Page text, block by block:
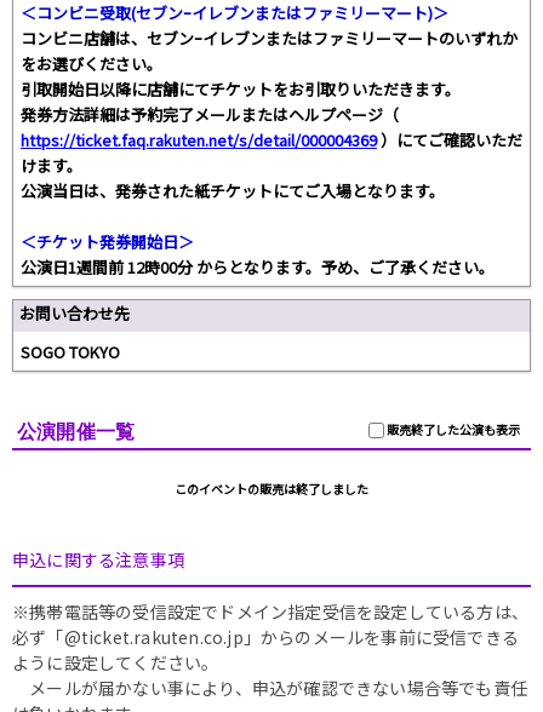
＜コンビニ受取(セブンｰイレブンまたはファミリーマート)＞
コンビニ店舗は、セブンｰイレブンまたはファミリーマートのいずれか
をお選びください。
引取開始日以降に店舗にてチケットをお引取りいただきます。
発券方法詳細は予約完了メールまたはヘルプページ（
https://ticket.faq.rakuten.net/s/detail/000004369）にてご確認いただ
けます。
公演当日は、発券された紙チケットにてご入場となります。
＜チケット発券開始日＞
公演日1週間前 12時00分 からとなります。予め、ご了承ください。
お問い合わせ先
SOGO TOKYO
販売終了した公演も表示
公演開催一覧
このイベントの販売は終了しました
申込に関する注意事項
※携帯電話等の受信設定でドメイン指定受信を設定している方は、
必ず「@ticket.rakuten.co.jp」からのメールを事前に受信できる
ように設定してください。
メールが届かない事により、申込が確認できない場合等でも責任